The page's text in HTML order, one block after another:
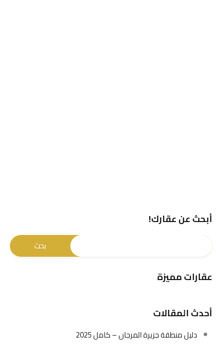
أبحث عن عقارك!
عقارات مميزة
أحدث المقالات
دليل منطقة جزيرة المرجان – كامل 2025